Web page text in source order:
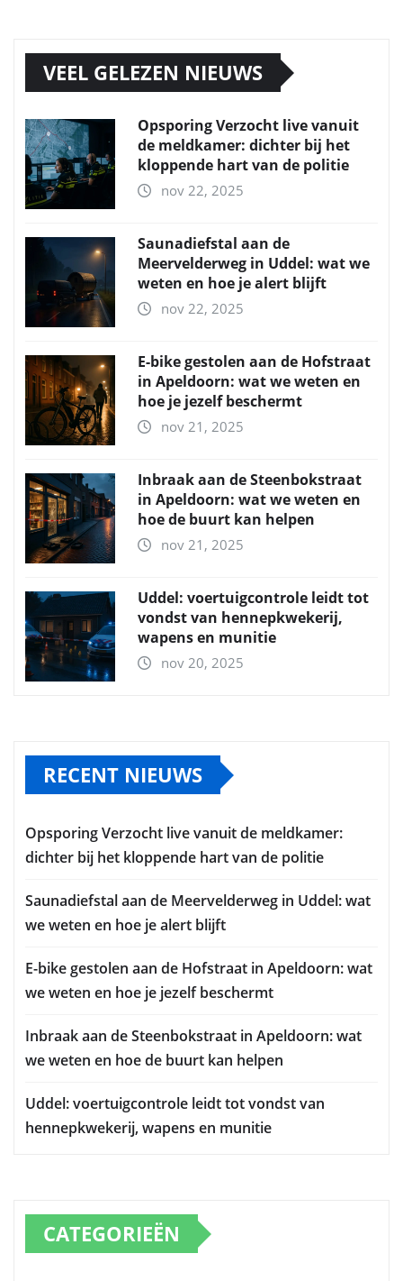
VEEL GELEZEN NIEUWS
Opsporing Verzocht live vanuit
de meldkamer: dichter bij het
kloppende hart van de politie
nov 22, 2025
Saunadiefstal aan de
Meervelderweg in Uddel: wat we
weten en hoe je alert blijft
nov 22, 2025
E-bike gestolen aan de Hofstraat
in Apeldoorn: wat we weten en
hoe je jezelf beschermt
nov 21, 2025
Inbraak aan de Steenbokstraat
in Apeldoorn: wat we weten en
hoe de buurt kan helpen
nov 21, 2025
Uddel: voertuigcontrole leidt tot
vondst van hennepkwekerij,
wapens en munitie
nov 20, 2025
RECENT NIEUWS
Opsporing Verzocht live vanuit de meldkamer:
dichter bij het kloppende hart van de politie
Saunadiefstal aan de Meervelderweg in Uddel: wat
we weten en hoe je alert blijft
E-bike gestolen aan de Hofstraat in Apeldoorn: wat
we weten en hoe je jezelf beschermt
Inbraak aan de Steenbokstraat in Apeldoorn: wat
we weten en hoe de buurt kan helpen
Uddel: voertuigcontrole leidt tot vondst van
hennepkwekerij, wapens en munitie
CATEGORIEËN